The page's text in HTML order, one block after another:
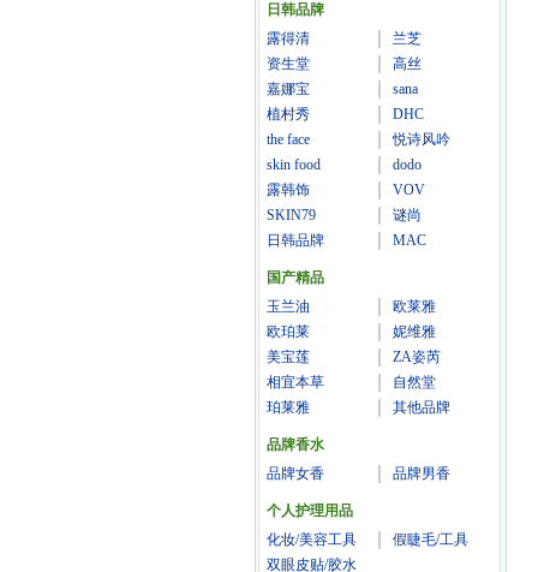
日韩品牌
露得清
兰芝
资生堂
高丝
嘉娜宝
sana
植村秀
DHC
the face
悦诗风吟
skin food
dodo
露韩饰
VOV
SKIN79
谜尚
日韩品牌
MAC
国产精品
玉兰油
欧莱雅
欧珀莱
妮维雅
美宝莲
ZA姿芮
相宜本草
自然堂
珀莱雅
其他品牌
品牌香水
品牌女香
品牌男香
个人护理用品
化妆/美容工具
假睫毛/工具
双眼皮贴/胶水